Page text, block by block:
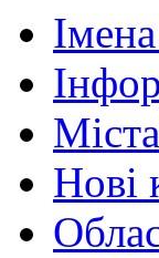
Нові